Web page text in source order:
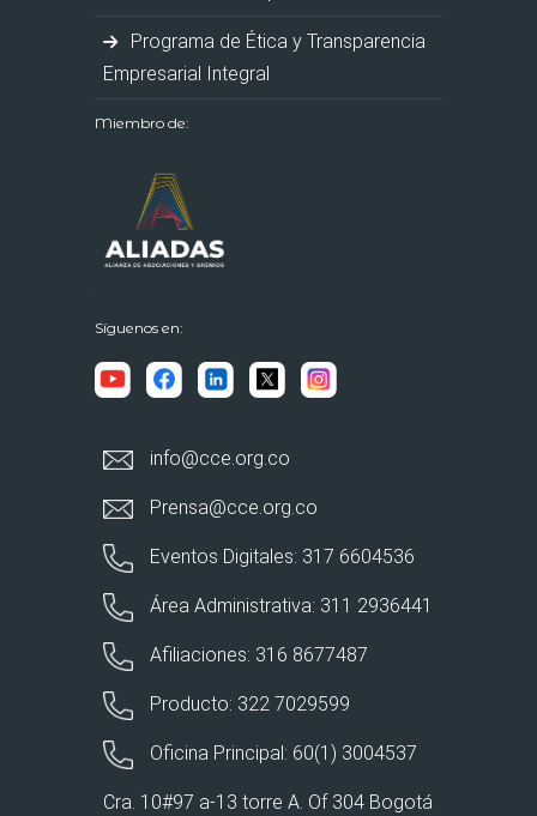
Programa de Ética y Transparencia
Empresarial Integral
Miembro de:
Síguenos en:
info@cce.org.co
Prensa@cce.org.co
Eventos Digitales: 317 6604536
Área Administrativa: 311 2936441
Afiliaciones: 316 8677487
Producto: 322 7029599
Oficina Principal: 60(1) 3004537
Cra. 10#97 a-13 torre A. Of 304 Bogotá